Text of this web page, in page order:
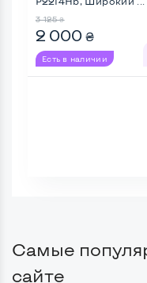
3 125 ₴
2 000 ₴
Есть в наличии
Самые
сайте